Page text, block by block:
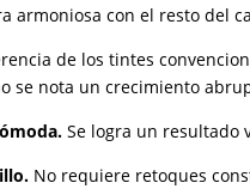
armoniosa con el resto del
de los tintes
se nota un crecimiento
Se logra un resultado
No requiere retoques